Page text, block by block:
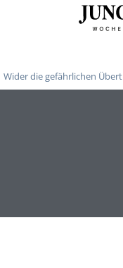
Wider die gefährlichen